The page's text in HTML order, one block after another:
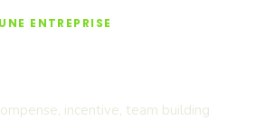
ENTREPRISE
incentive, team building